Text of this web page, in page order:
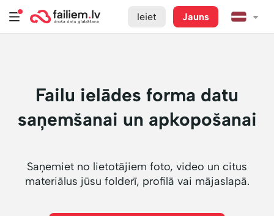
Ieiet Jauns
Failu ielādes forma datu
saņemšanai un apkopošanai
Saņemiet no lietotājiem foto, video un citus
materiālus jūsu folderī, profilā vai mājaslapā.